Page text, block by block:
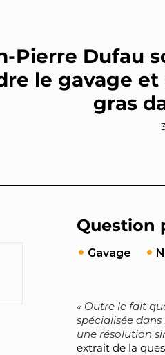
Pierre Dufau
le gavage
gras
Question
Gavage
Outre le fait
spécialisée
une résolution
extrait de la